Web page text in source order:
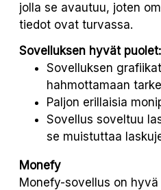
jolla se avautuu, joten
tiedot ovat turvassa.
Sovelluksen hyvät puolet:
Sovelluksen
hahmottamaan
Paljon erillaisia
Sovellus soveltuu
se muistuttaa
Monefy
Monefy-sovellus on